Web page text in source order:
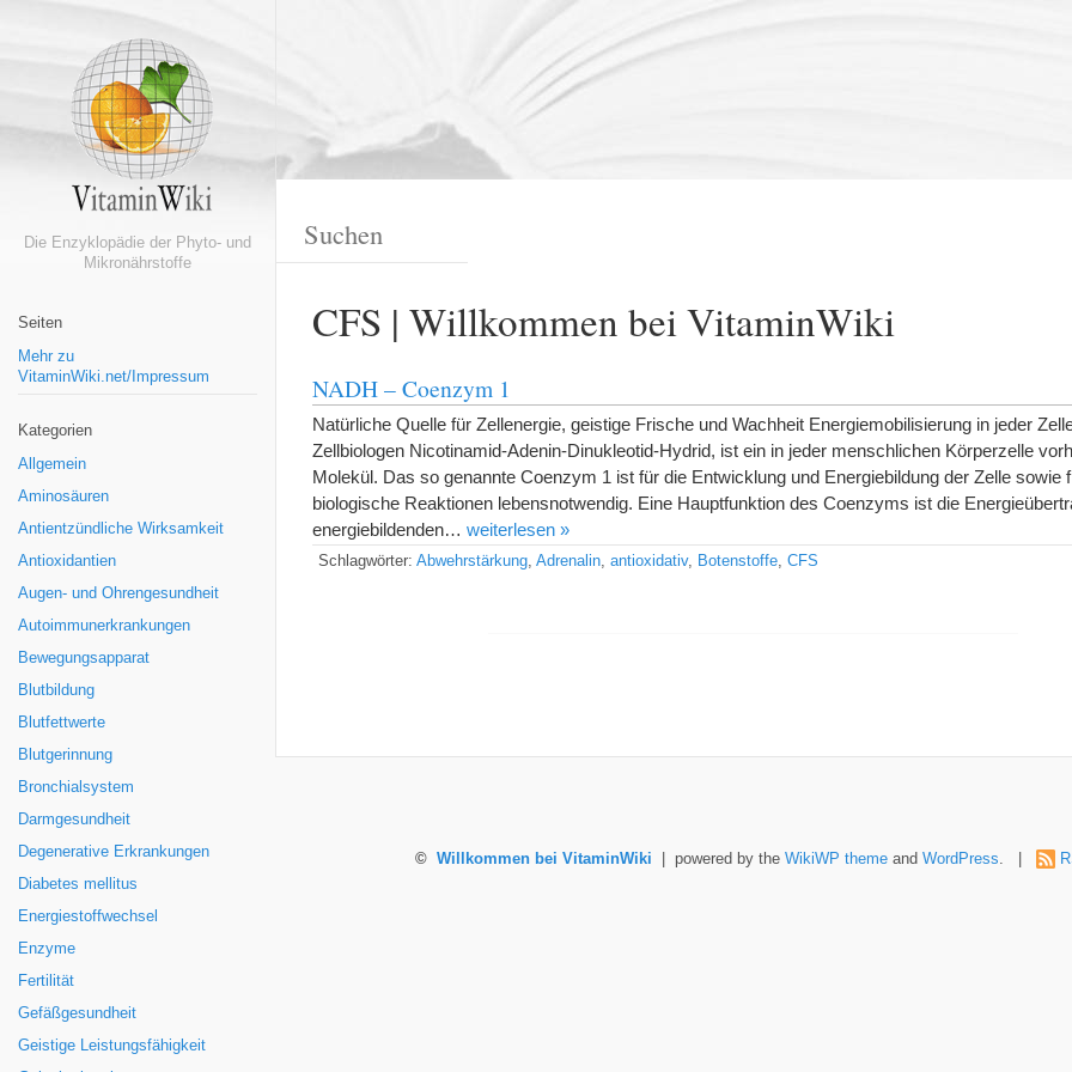
Die Enzyklopädie der Phyto- und
Mikronährstoffe
Seiten
Mehr zu
VitaminWiki.net/Impressum
Kategorien
Allgemein
Aminosäuren
Antientzündliche Wirksamkeit
Antioxidantien
Augen- und Ohrengesundheit
Autoimmunerkrankungen
Bewegungsapparat
Blutbildung
Blutfettwerte
Blutgerinnung
Bronchialsystem
Darmgesundheit
Degenerative Erkrankungen
Diabetes mellitus
Energiestoffwechsel
Enzyme
Fertilität
Gefäßgesundheit
Geistige Leistungsfähigkeit
CFS | Willkommen bei VitaminWiki
NADH – Coenzym 1
Natürliche Quelle für Zellenergie, geistige Frische und Wachheit Energiemobilisierung in jeder
Zellbiologen Nicotinamid-Adenin-Dinukleotid-Hydrid, ist ein in jeder menschlichen Körperzelle
Molekül. Das so genannte Coenzym 1 ist für die Entwicklung und Energiebildung der Zelle sowie
biologische Reaktionen lebensnotwendig. Eine Hauptfunktion des Coenzyms ist die
energiebildenden… weiterlesen »
Schlagwörter: Abwehrstärkung, Adrenalin, antioxidativ, Botenstoffe, CFS
© Willkommen bei VitaminWiki | powered by the WikiWP themeand WordPress